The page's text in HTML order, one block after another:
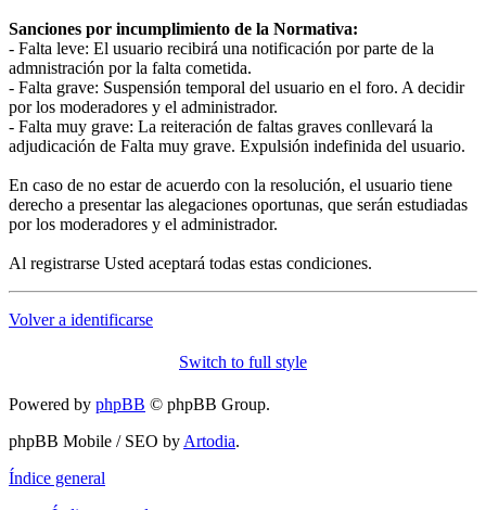
Sanciones por incumplimiento de la Normativa:
- Falta leve: El usuario recibirá una notificación por parte de la
admnistración por la falta cometida.
- Falta grave: Suspensión temporal del usuario en el foro. A decidir
por los moderadores y el administrador.
- Falta muy grave: La reiteración de faltas graves conllevará la
adjudicación de Falta muy grave. Expulsión indefinida del usuario.
En caso de no estar de acuerdo con la resolución, el usuario tiene
derecho a presentar las alegaciones oportunas, que serán estudiadas
por los moderadores y el administrador.
Al registrarse Usted aceptará todas estas condiciones.
Volver a identificarse
Switch to full style
Powered by phpBB © phpBB Group.
phpBB Mobile / SEO by Artodia.
Índice general